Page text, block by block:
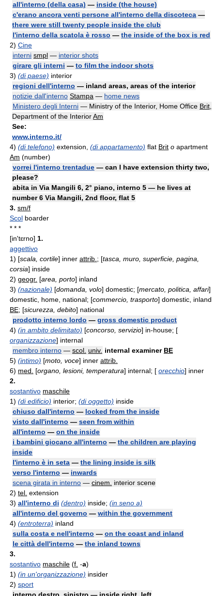
all'interno (della casa) — inside (the house)
c'erano ancora venti persone all'interno della discoteca —
there were still twenty people inside the club
l'interno della scatola è rosso — the inside of the box is red
2) Cine
interni smpl — interior shots
girare gli interni — to film the indoor shots
3) (di paese) interior
regioni dell'interno — inland areas, areas of the interior
notizie dall'interno Stampa — home news
Ministero degli Interni — Ministry of the Interior, Home Office Brit
Department of the InteriorAm
See:
www.interno.it/
4) (di telefono) extension, (di appartamento) flat Brit o apartment
Am (number)
vorrei l'interno trentadue — can I have extension thirty two,
please?
abita in Via Mangili 6, 2° piano, interno 5 — he lives at
number 6 Via Mangili, 2nd floor, flat 5
3. sm/f
Scol boarder
* * *
[in'tɛrno] 1.
aggettivo
1) [scala, cortile] inner attrib. ; [tasca, muro, superficie, pagina,
corsia] inside
2) geogr. [area, porto] inland
3) (nazionale) [domanda, volo] domestic; [mercato, politica, affari]
domestic, home, national; [commercio, trasporto] domestic, inland
BE; [sicurezza, debito] national
prodotto interno lordo — gross domestic product
4) (in ambito delimitato) [concorso, servizio] in-house; [
organizzazione] internal
membro interno — scol. univ. internal examiner BE
5) (intimo) [moto, voce] inner attrib.
6) med. [organo, lesioni, temperatura] internal; [ orecchio] inner
2.
sostantivo maschile
1) (di edificio) interior; (di oggetto) inside
chiuso dall'interno — locked from the inside
visto dall'interno — seen from within
all'interno — on the inside
i bambini giocano all'interno — the children are playing
inside
l'interno è in seta — the lining inside is silk
verso l'interno — inwards
scena girata in interno — cinem.
interior scene
2) tel. extension
3) all'interno di (dentro) inside; (in seno a)
all'interno del governo — within the government
4) (entroterra) inland
sulla costa e nell'interno — on the coast and inland
le città dell'interno — the inland towns
3.
sostantivo maschile (f. -a)
1) (in un'organizzazione) insider
2) sport